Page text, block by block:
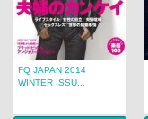
FQ JAPAN 2014
WINTER ISSU...